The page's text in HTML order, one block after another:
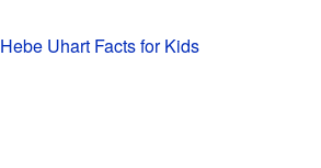
Hebe Uhart Facts for Kids